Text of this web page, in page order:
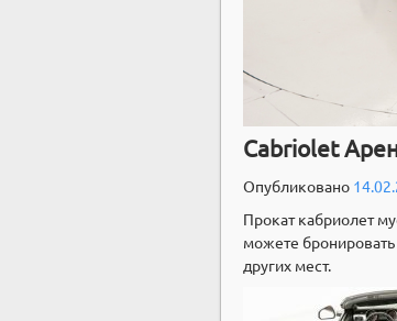
Cabriolet
Опубликовано
Прокат кабриолет
можете
других мест.